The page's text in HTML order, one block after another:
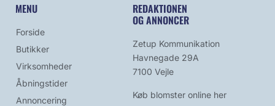
MENU
Forside
Butikker
Virksomheder
Åbningstider
Annoncering
REDAKTIONEN
OG ANNONCER
Zetup Kommunikation
Havnegade 29A
7100 Vejle
Køb blomster online her